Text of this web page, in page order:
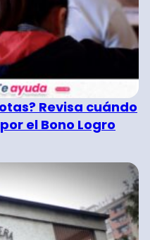
Revisa cuándo
el Bono Logro